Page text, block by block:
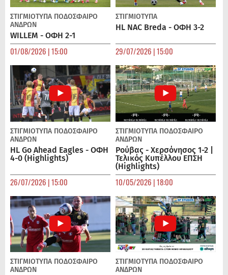
ΣΤΙΓΜΙΟΤΥΠΑ ΠΟΔΌΣΦΑΙΡΟ
ΑΝΔΡΏΝ
WILLEM - ΟΦΗ 2-1
01/08/2026 | 15:00
ΣΤΙΓΜΙΟΤΥΠΑ
HL NAC Breda - ΟΦΗ 3-2
29/07/2026 | 15:00
ΣΤΙΓΜΙΟΤΥΠΑ ΠΟΔΌΣΦΑΙΡΟ
ΑΝΔΡΏΝ
HL Go Ahead Eagles - ΟΦΗ
4-0 (Highlights)
26/07/2026 | 15:00
ΣΤΙΓΜΙΟΤΥΠΑ ΠΟΔΌΣΦΑΙΡΟ
ΑΝΔΡΏΝ
Ρούβας - Χερσόνησος 1-2 |
Τελικός Κυπέλλου ΕΠΣΗ
(Highlights)
10/05/2026 | 18:00
ΣΤΙΓΜΙΟΤΥΠΑ ΠΟΔΌΣΦΑΙΡΟ
ΑΝΔΡΏΝ
ΣΤΙΓΜΙΟΤΥΠΑ ΠΟΔΌΣΦΑΙΡΟ
ΑΝΔΡΏΝ